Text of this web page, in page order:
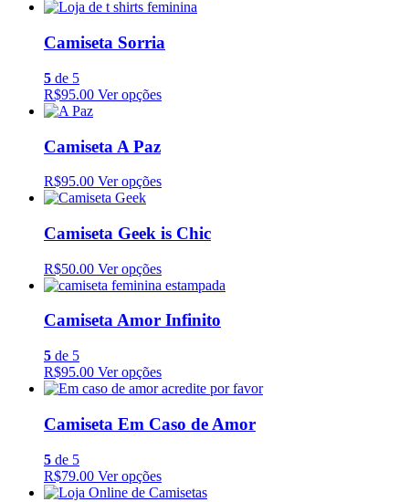
Camiseta Sorria
5 de 5
R$95.00 Ver opções
Camiseta A Paz
R$95.00 Ver opções
Camiseta Geek is Chic
R$50.00 Ver opções
Camiseta Amor Infinito
5 de 5
R$95.00 Ver opções
Camiseta Em Caso de Amor
5 de 5
R$79.00 Ver opções